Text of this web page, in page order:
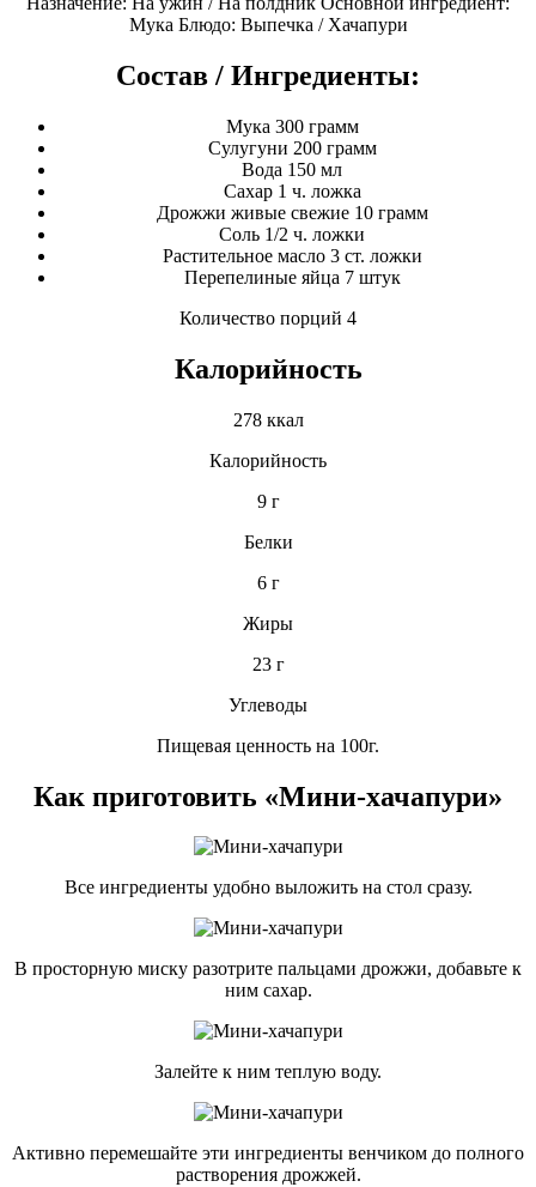
Мука Блюдо: Выпечка / Хачапури
Состав / Ингредиенты:
Мука 300 грамм
Сулугуни 200 грамм
Вода 150 мл
Сахар 1 ч. ложка
Дрожжи живые свежие 10 грамм
Соль 1/2 ч. ложки
Растительное масло 3 ст. ложки
Перепелиные яйца 7 штук
Количество порций 4
Калорийность
278 ккал
Калорийность
9 г
Белки
6 г
Жиры
23 г
Углеводы
Пищевая ценность на 100г.
Как приготовить «Мини-хачапури»
Все ингредиенты удобно выложить на стол сразу.
В просторную миску разотрите пальцами дрожжи, добавьте к
ним сахар.
Залейте к ним теплую воду.
Активно перемешайте эти ингредиенты венчиком до полного
растворения дрожжей.